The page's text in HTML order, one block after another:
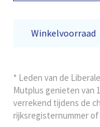
Winkelvoorraad
* Leden van de
Mutplus genieten van
verrekend tijdens de
rijksregisternummer